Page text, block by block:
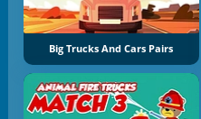
Big Trucks And Cars Pairs